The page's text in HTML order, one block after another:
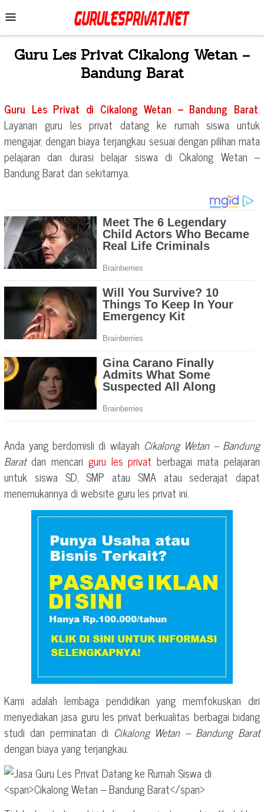
to
contentMenu
Guru Les Privat Cikalong Wetan –
Bandung Barat
Guru Les Privat di Cikalong Wetan – Bandung Barat.
Layanan guru les privat datang ke rumah siswa untuk
mengajar, dengan biaya terjangkau sesuai dengan pilihan mata
pelajaran dan durasi belajar siswa diCikalong Wetan –
Bandung Barat dan sekitarnya.
Anda yang berdomisli di wilayah Cikalong Wetan – Bandung
Baratdan mencari guru les privat berbagai mata pelajaran
untuk siswa SD, SMP atau SMA atau sederajat dapat
menemukannya di website guru les privat ini.
Kami adalah lembaga pendidikan yang memfokuskan diri
menyediakan jasa guru les privat berkualitas berbagai bidang
studi dan perminatan di Cikalong Wetan – Bandung Barat
dengan biaya yang terjangkau.